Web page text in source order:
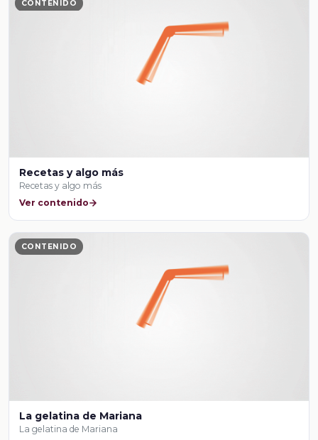
CONTENIDO
Recetas y algo más
Recetas y algo más
Ver contenido
CONTENIDO
La gelatina de Mariana
La gelatina de Mariana